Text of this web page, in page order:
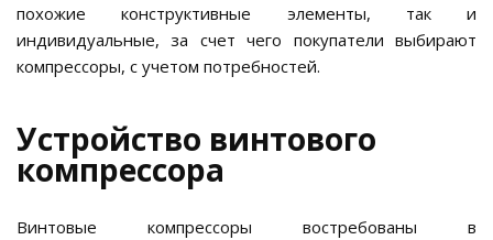
похожие конструктивные элементы, так и
индивидуальные, за счет чего покупатели выбирают
компрессоры, с учетом потребностей.
Устройство винтового
компрессора
Винтовые компрессоры востребованы в